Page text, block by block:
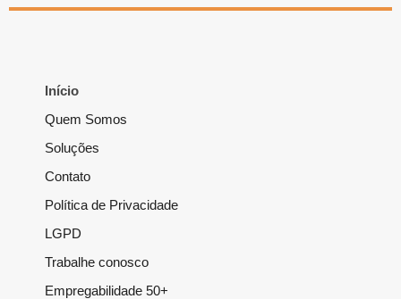
Início
Quem Somos
Soluções
Contato
Política de Privacidade
LGPD
Trabalhe conosco
Empregabilidade 50+